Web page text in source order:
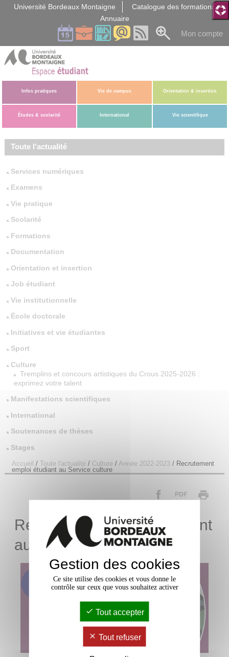
Université Bordeaux Montaigne
Catalogue des formations
Annuaire
Mon compte
Infos pratiques Vie de campus Orientation & insertion
Études & scolarité International Vie scientifique
Toute l'actualité
Services numériques
Examens
Vie pratique
Scolarité
Formations
Documentation
Orientation et insertion
Job étudiant
Vie institutionnelle
École doctorale
Initiatives et vie étudiantes
Sport
Culture
Tremplins et concours artistiques du Crous 2025-2026 :
exprimez votre talent
Manifestations scientifiques
International
Soutenances de thèses
Stages
Accueil / Toute l'actualité/ Culture / Année 2022-2023/ Recrutement
emploi étudiant au Service culture
PDF
Recrutement emploi étudiant
au Service culture
Gestion des cookies
Gestion des cookies
Ce site utilise des cookies et vous donne le
contrôle sur ceux que vous souhaitez activer
Tout accepter
Tout refuser